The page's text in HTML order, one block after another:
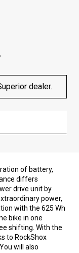
dealer.
of battery,
differs
drive unit by
power,
with the 625 Wh
bike in one
shifting. With the
to RockShox
will also